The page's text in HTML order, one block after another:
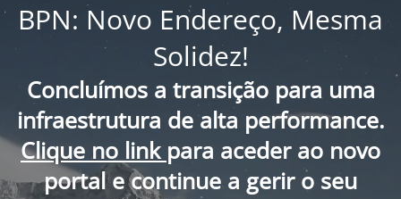
BPN: Novo Endereço, Mesma
Solidez!
Concluímos a transição para uma
infraestrutura de alta performance.
Clique no link para aceder ao novo
portal e continue a gerir o seu